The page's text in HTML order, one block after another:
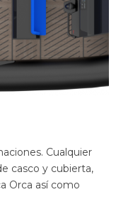
Cualquier
casco y cubierta,
Orca así como